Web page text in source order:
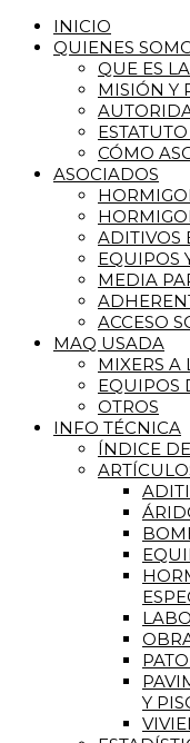
INICIO
QUIENES
QUE ES
MISIÓN Y
CÓMO
ASOCIADOS
ADITIVOS
EQUIPOS
MEDIA
ACCESO
MAQ USADA
MIXERS A
EQUIPOS
OTROS
INFO TÉCNICA
ÍNDICE
Y